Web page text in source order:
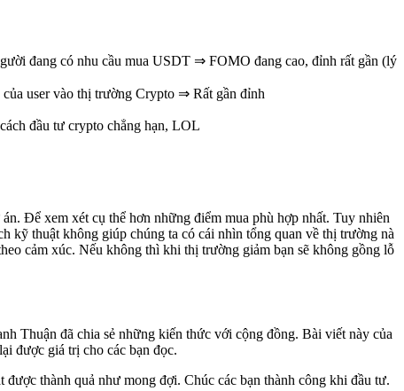
đang có nhu cầu mua USDT ⇒ FOMO đang cao, đỉnh rất gần (lý
user vào thị trường Crypto ⇒ Rất gần đỉnh
đầu tư crypto chẳng hạn, LOL
Để xem xét cụ thể hơn những điểm mua phù hợp nhất. Tuy nhiên
kỹ thuật không giúp chúng ta có cái nhìn tổng quan về thị trường nà
cảm xúc. Nếu không thì khi thị trường giảm bạn sẽ không gồng lỗ
Thuận đã chia sẻ những kiến thức với cộng đồng. Bài viết này của
được giá trị cho các bạn đọc.
thành quả như mong đợi. Chúc các bạn thành công khi đầu tư.